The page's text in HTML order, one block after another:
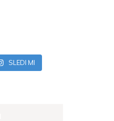
SLEDI MI